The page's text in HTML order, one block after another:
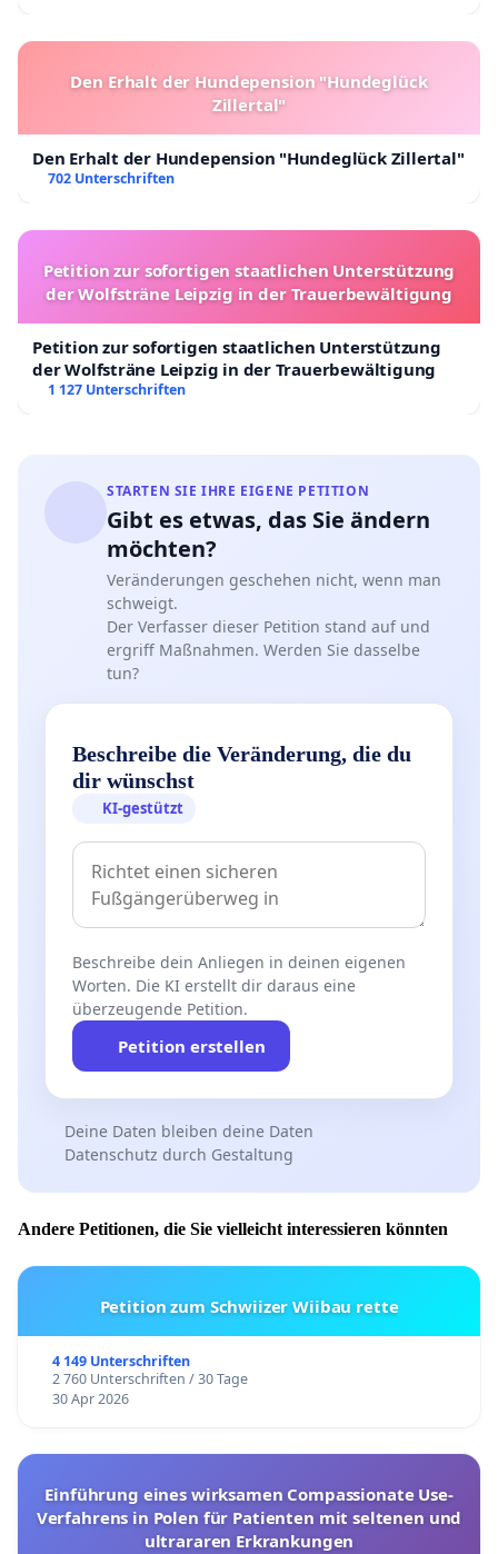
Den Erhalt der Hundepension "Hundeglück
Zillertal"
Den Erhalt der Hundepension "Hundeglück Zillertal"
702 Unterschriften
Petition zur sofortigen staatlichen Unterstützung
der Wolfsträne Leipzig in der Trauerbewältigung
Petition zur sofortigen staatlichen Unterstützung
der Wolfsträne Leipzig in der Trauerbewältigung
1 127 Unterschriften
STARTEN SIE IHRE EIGENE PETITION
Gibt es etwas, das Sie ändern
möchten?
Veränderungen geschehen nicht, wenn man
schweigt.
Der Verfasser dieser Petition stand auf und
ergriff Maßnahmen. Werden Sie dasselbe
tun?
Beschreibe die Veränderung, die du
dir wünschst
KI-gestützt
Beschreibe dein Anliegen in deinen eigenen
Worten. Die KI erstellt dir daraus eine
überzeugende Petition.
Petition erstellen
Deine Daten bleiben deine Daten
Datenschutz durch Gestaltung
Andere Petitionen, die Sie vielleicht interessieren könnten
Petition zum Schwiizer Wiibau rette
4 149 Unterschriften
2 760 Unterschriften / 30 Tage
30 Apr 2026
Einführung eines wirksamen Compassionate Use-
Verfahrens in Polen für Patienten mit seltenen und
ultrararen Erkrankungen